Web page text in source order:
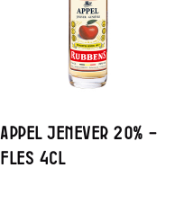
Appel Jenever 20% –
Fles 4cl